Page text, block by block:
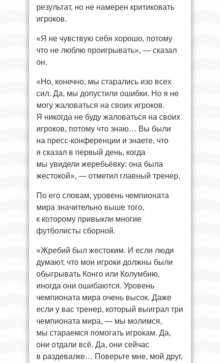
результат, но не намерен критиковать
игроков.
«Я не чувствую себя хорошо, потому
что не люблю проигрывать», — сказал
он.
«Но, конечно, мы старались изо всех
сил. Да, мы допустили ошибки. Но я не
могу жаловаться на своих игроков.
Я никогда не буду жаловаться на своих
игроков, потому что знаю… Вы были
на пресс-конференции и знаете, что
я сказал в первый день, когда
мы увидели жеребьёвку: она была
жестокой», — отметил главный тренер.
По его словам, уровень чемпионата
мира значительно выше того,
к которому привыкли многие
футболисты сборной.
«Жребий был жестоким. И если люди
думают, что мои игроки должны были
обыгрывать Конго или Колумбию,
иногда они ошибаются. Уровень
чемпионата мира очень высок. Даже
если у вас тренер, который выиграл три
чемпионата мира, — мы молимся,
мы стараемся помогать игрокам. Да,
они отдали всё. Да, они сейчас
в раздевалке… Поверьте мне, мой друг,